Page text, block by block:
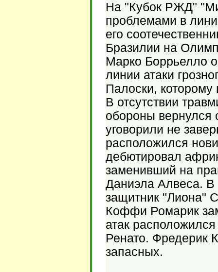
На "Кубок РЖД"
проблемами в
его
Бразилии на
Марко Боррьелло
линии атаки
Палоски, которому
В отсутствии
обороны вернулся
уговорили не
расположился
дебютировал
заменивший на
Даниэла Алвеса.
защитник "Лиона"
Коффи Ромарик
атак
Ренато. Фредерик
запасных.